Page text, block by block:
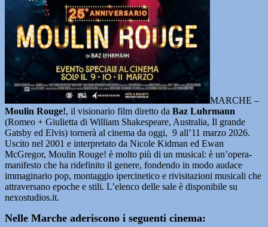
MARCHE –
Moulin Rouge!, il visionario film diretto da Baz Luhrmann
(Romeo + Giulietta di William Shakespeare, Australia, Il grande
Gatsby ed Elvis) tornerà al cinema da oggi, 9 all’11 marzo 2026.
Uscito nel 2001 e interpretato da Nicole Kidman ed Ewan
McGregor, Moulin Rouge! è molto più di un musical: è un’opera-
manifesto che ha ridefinito il genere, fondendo in modo audace
immaginario pop, montaggio ipercinetico e rivisitazioni musicali che
attraversano epoche e stili. L’elenco delle sale è disponibile su
nexostudios.it.
Nelle Marche aderiscono i seguenti cinema: